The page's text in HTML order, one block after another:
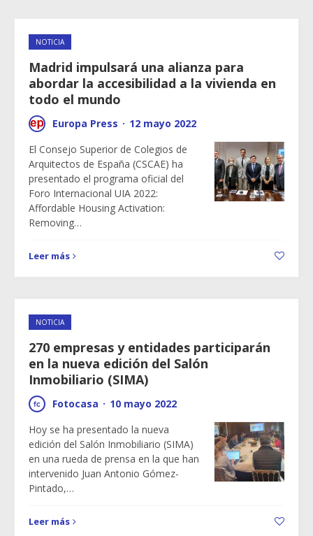
NOTICIA
Madrid impulsará una alianza para
abordar la accesibilidad a la vivienda en
todo el mundo
Europa Press · 12 mayo 2022
El Consejo Superior de Colegios de
Arquitectos de España (CSCAE) ha
presentado el programa oficial del
Foro Internacional UIA 2022:
Affordable Housing Activation:
Removing…
Leer más
NOTICIA
270 empresas y entidades participarán
en la nueva edición del Salón
Inmobiliario (SIMA)
Fotocasa · 10 mayo 2022
Hoy se ha presentado la nueva
edición del Salón Inmobiliario (SIMA)
en una rueda de prensa en la que han
intervenido Juan Antonio Gómez-
Pintado,…
Leer más